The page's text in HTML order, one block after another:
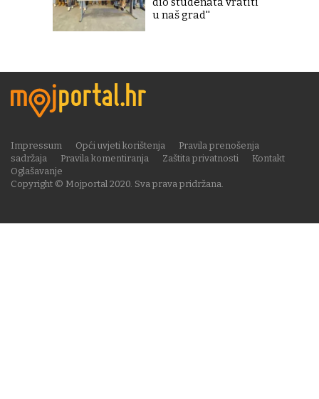
u naš grad''
Copyright © Mojportal 2020. Sva prava pridržana.
Impressum Opći uvjeti korištenja
Pravila prenošenja
sadržaja
Pravila komentiranja Zaštita privatnosti
Kontakt
Oglašavanje